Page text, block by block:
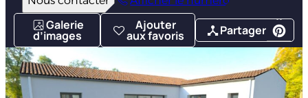
Galerie
d’images
Ajouter
aux favoris Partager